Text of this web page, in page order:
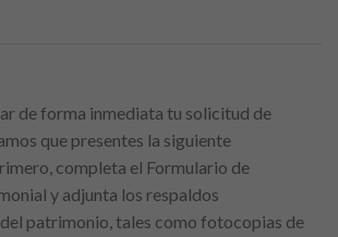
de forma inmediata tu solicitud de
que presentes la siguiente
completa el Formulario de
y adjunta los respaldos
patrimonio, tales como fotocopias de